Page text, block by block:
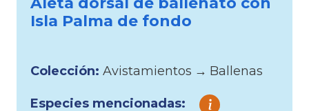
Isla Palma de fondo
Colección: Avistamientos → Ballenas
Especies mencionadas: